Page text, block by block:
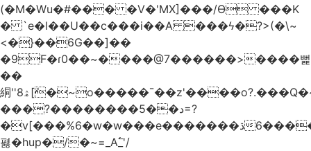
(�M�Wu�#��� �V�'MX]���/Ѳ ���K
� `e�l��U��c���i��A ���ϟ�?>(�\~
<�}��6G��]��
�9F�ɾ0��~����@7������>����뻝
��
絧''8ۿ[ܽ�~ο�����¯��z'����o?.���Q�~��t��/
���?��������5��د=?
�v[���%6�w�w���e�ڌ�������6���[�����
폃�hup�/�~=_A߱_'/